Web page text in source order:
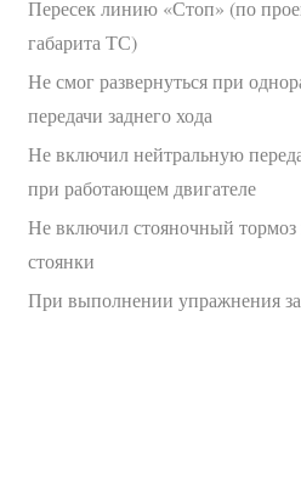
Пересек линию «Стоп» (по
габарита ТС)
Не смог развернуться при
передачи заднего хода
Не включил нейтральную
при работающем двигателе
Не включил стояночный тормоз
стоянки
При выполнении упражнения